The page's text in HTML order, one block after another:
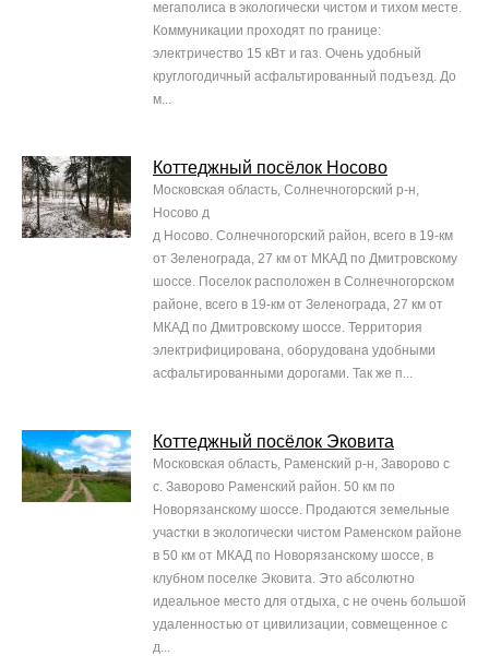
мегаполиса в экологически чистом и тихом месте.
Коммуникации проходят по границе:
электричество 15 кВт и газ. Очень удобный
круглогодичный асфальтированный подъезд. До
м...
Коттеджный посёлок Носово
Московская область, Солнечногорский р-н,
Носово д
д Носово. Солнечногорский район, всего в 19-км
от Зеленограда, 27 км от МКАД по Дмитровскому
шоссе. Поселок расположен в Солнечногорском
районе, всего в 19-км от Зеленограда, 27 км от
МКАД по Дмитровскому шоссе. Территория
электрифицирована, оборудована удобными
асфальтированными дорогами. Так же п...
Коттеджный посёлок Эковита
Московская область, Раменский р-н, Заворово с
с. Заворово Раменский район. 50 км по
Новорязанскому шоссе. Продаются земельные
участки в экологически чистом Раменском районе
в 50 км от МКАД по Новорязанскому шоссе, в
клубном поселке Эковита. Это абсолютно
идеальное место для отдыха, с не очень большой
удаленностью от цивилизации, совмещенное с
д...